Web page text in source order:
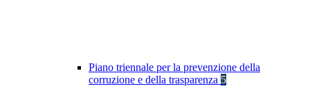
Piano triennale per la prevenzione della
corruzione e della trasparenza 5